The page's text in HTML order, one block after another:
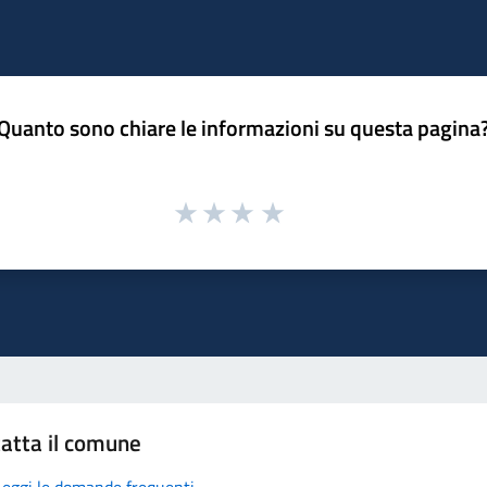
sono chiare le informazioni su questa
il comune